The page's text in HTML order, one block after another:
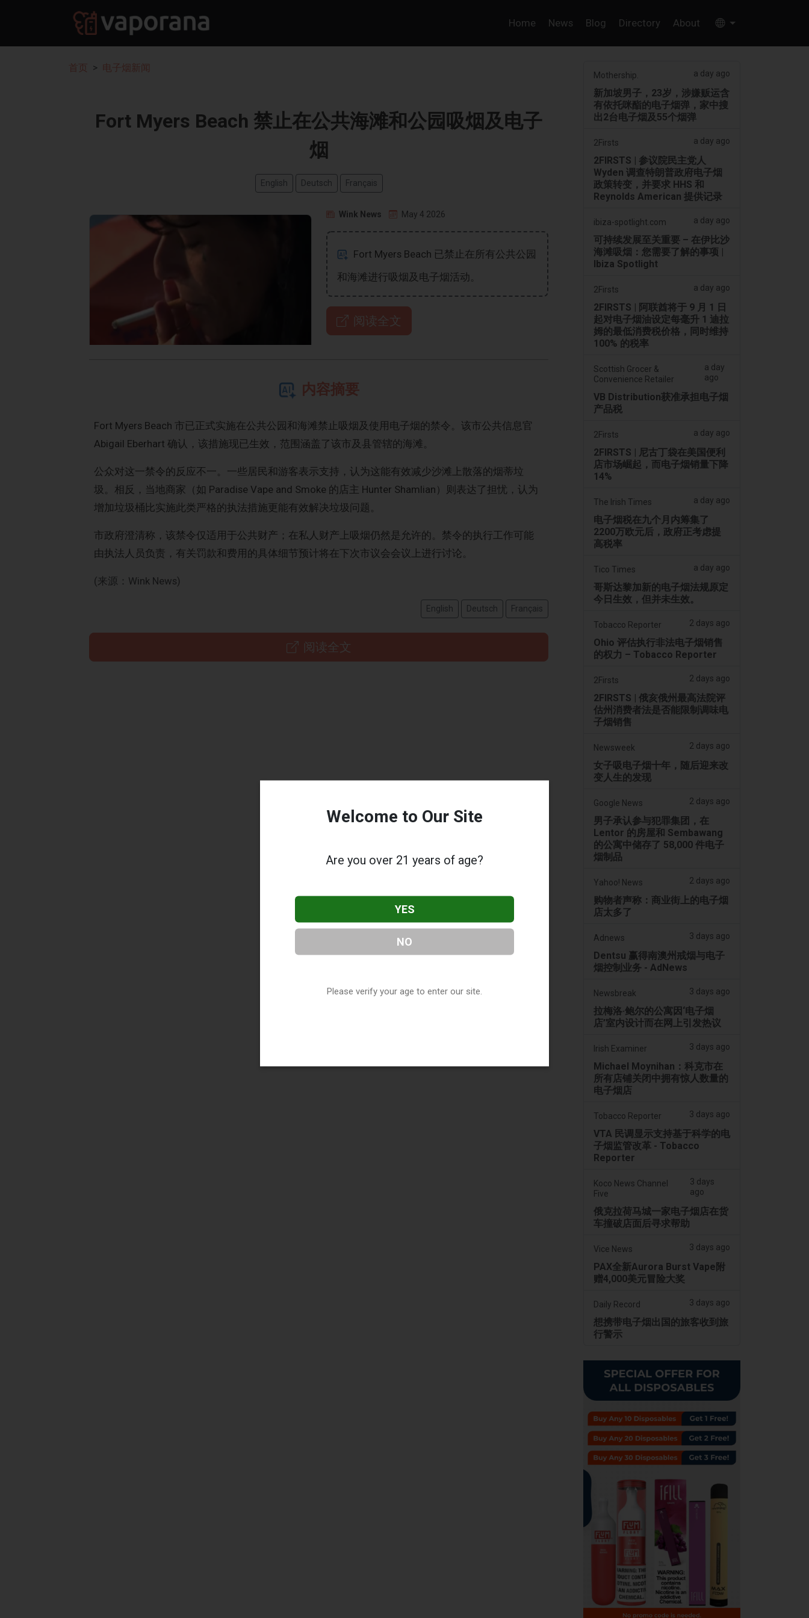
Home News Blog Directory About
首页 电子烟新闻
Fort Myers Beach 禁止在公共海滩和公园吸烟及电子
烟
English Deutsch Français
Wink News May 4 2026
Fort Myers Beach 已禁止在所有公共公园
和海滩进行吸烟及电子烟活动。
阅读全文
内容摘要
Fort Myers Beach 市已正式实施在公共公园和海滩禁止吸烟及使用电子烟的禁令。该市公共信息官
Abigail Eberhart 确认，该措施现已生效，范围涵盖了该市及县管辖的海滩。
公众对这一禁令的反应不一。一些居民和游客表示支持，认为这能有效减少沙滩上散落的烟蒂垃
圾。相反，当地商家（如 Paradise Vape and Smoke 的店主 Hunter Shamlian）则表达了担忧，认为
增加垃圾桶比实施此类严格的执法措施更能有效解决垃圾问题。
市政府澄清称，该禁令仅适用于公共财产；在私人财产上吸烟仍然是允许的。禁令的执行工作可能
由执法人员负责，有关罚款和费用的具体细节预计将在下次市议会会议上进行讨论。
(来源：Wink News)
English Deutsch Français
阅读全文
Mothership. a day ago
新加坡男子，23岁，涉嫌贩运含
有依托咪酯的电子烟弹，家中搜
出2台电子烟及55个烟弹
2Firsts a day ago
2FIRSTS | 参议院民主党人
Wyden 调查特朗普政府电子烟
政策转变，并要求 HHS 和
Reynolds American 提供记录
ibiza-spotlight.com a day ago
可持续发展至关重要 – 在伊比沙
海滩吸烟：您需要了解的事项 |
Ibiza Spotlight
2Firsts a day ago
2FIRSTS | 阿联酋将于 9 月 1 日
起对电子烟油设定每毫升 1 迪拉
姆的最低消费税价格，同时维持
100% 的税率
Scottish Grocer &
Convenience Retailer
a day
ago
VB Distribution获准承担电子烟
产品税
2Firsts a day ago
2FIRSTS | 尼古丁袋在美国便利
店市场崛起，而电子烟销量下降
14%
The Irish Times a day ago
电子烟税在九个月内筹集了
2200万欧元后，政府正考虑提
高税率
Tico Times a day ago
哥斯达黎加新的电子烟法规原定
今日生效，但并未生效。
Tobacco Reporter 2 days ago
Ohio 评估执行非法电子烟销售
的权力 – Tobacco Reporter
2Firsts 2 days ago
2FIRSTS | 俄亥俄州最高法院评
估州消费者法是否能限制调味电
子烟销售
Newsweek 2 days ago
女子吸电子烟十年，随后迎来改
变人生的发现
Google News 2 days ago
男子承认参与犯罪集团，在
Lentor 的房屋和 Sembawang
的公寓中储存了 58,000 件电子
烟制品
Yahoo! News 2 days ago
购物者声称：商业街上的电子烟
店太多了
Adnews 3 days ago
Dentsu 赢得南澳州戒烟与电子
烟控制业务 - AdNews
Newsbreak 3 days ago
拉梅洛·鲍尔的公寓因‘电子烟
店’室内设计而在网上引发热议
Irish Examiner 3 days ago
Michael Moynihan：科克市在
所有店铺关闭中拥有惊人数量的
电子烟店
Tobacco Reporter 3 days ago
VTA 民调显示支持基于科学的电
子烟监管改革 - Tobacco
Reporter
Koco News Channel
Five
3 days
ago
俄克拉荷马城一家电子烟店在货
车撞破店面后寻求帮助
Vice News 3 days ago
PAX全新Aurora Burst Vape附
赠4,000美元冒险大奖
Daily Record 3 days ago
想携带电子烟出国的旅客收到旅
行警示
Welcome to Our Site
Are you over 21 years of age?
YES
NO
Please verify your age to enter our site.